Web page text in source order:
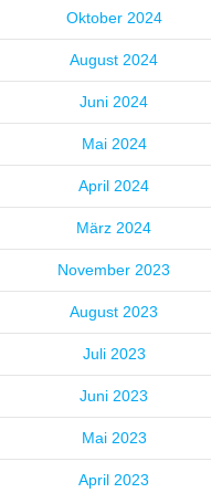
Oktober 2024
August 2024
Juni 2024
Mai 2024
April 2024
März 2024
November 2023
August 2023
Juli 2023
Juni 2023
Mai 2023
April 2023